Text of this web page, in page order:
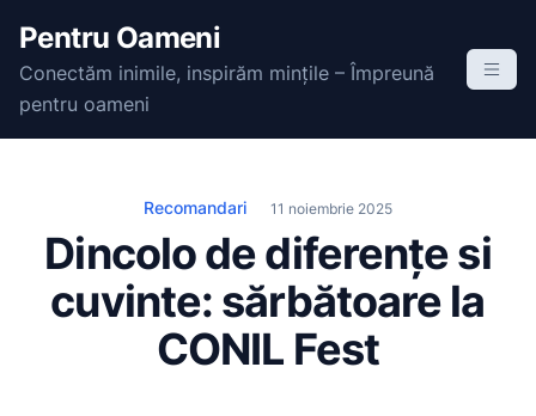
t
Pentru Oameni
Conectăm inimile, inspirăm mințile – Împreună
pentru oameni
Recomandari 11 noiembrie 2025
Dincolo de diferențe si
cuvinte: sărbătoare la
CONIL Fest